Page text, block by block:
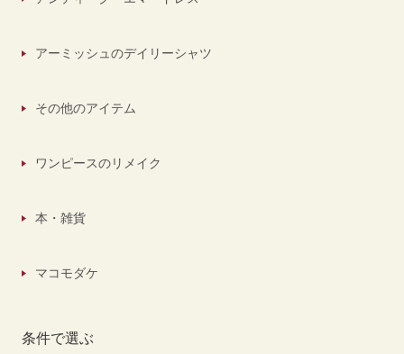
アーミッシュのデイリーシャツ
その他のアイテム
ワンピースのリメイク
本・雑貨
マコモダケ
条件で選ぶ